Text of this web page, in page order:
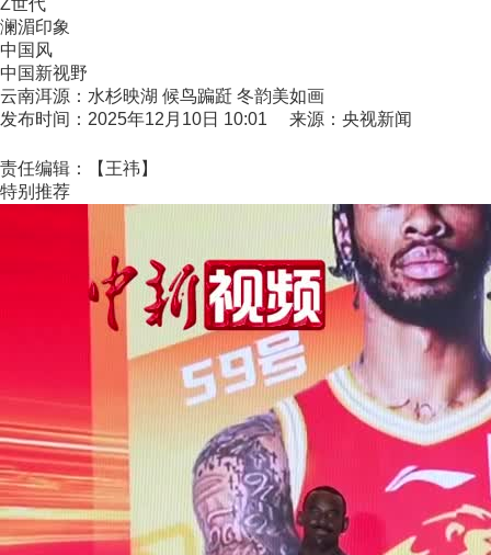
Z世代
澜湄印象
中国风
中国新视野
云南洱源：水杉映湖 候鸟蹁跹 冬韵美如画
发布时间：2025年12月10日 10:01 来源：央视新闻
责任编辑：【王祎】
特别推荐